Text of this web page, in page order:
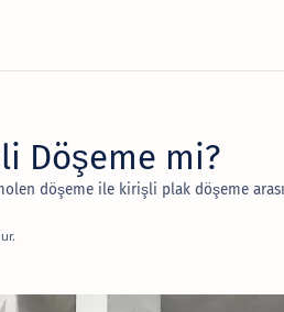
Döşeme mi?
döşeme ile kirişli plak döşeme